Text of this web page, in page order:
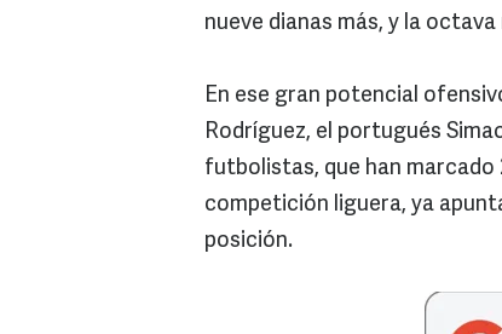
nueve dianas más, y la
En ese gran potencial
Rodríguez, el portugués
futbolistas, que han marcado
competición liguera, ya
posición.